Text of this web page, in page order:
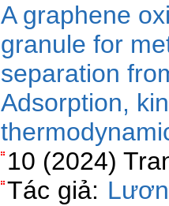
A graphene
granule for
separation
Adsorption,
10 (2024)
Tác giả: